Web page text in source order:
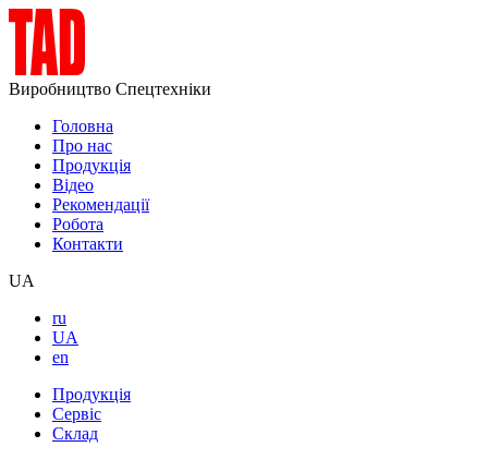
Виробництво Спецтехніки
Головна
Про нас
Продукція
Відео
Рекомендації
Робота
Контакти
UA
ru
UA
en
Продукція
Сервіс
Склад